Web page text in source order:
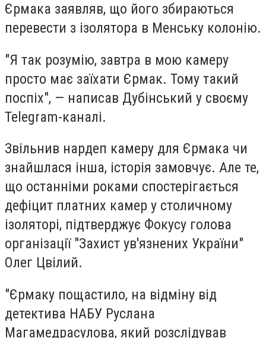
Єрмака заявляв, що його збираються
перевести з ізолятора в Менську колонію.
"Я так розумію, завтра в мою камеру
просто має заїхати Єрмак. Тому такий
поспіх", — написав Дубінський у своєму
Telegram-каналі.
Звільнив нардеп камеру для Єрмака чи
знайшлася інша, історія замовчує. Але те,
що останніми роками спостерігається
дефіцит платних камер у столичному
ізоляторі, підтверджує Фокусу голова
організації "Захист ув'язнених України"
Олег Цвілий.
"Єрмаку пощастило, на відміну від
детектива НАБУ Руслана
Магамедрасулова, який розслідував